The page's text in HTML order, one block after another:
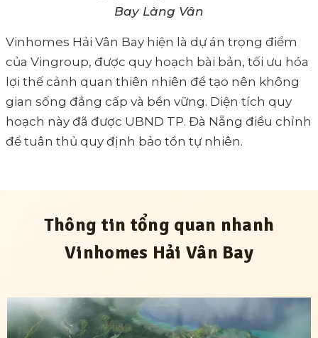
Bay Làng Vân
Vinhomes Hải Vân Bay hiện là dự án trọng điểm
của Vingroup, được quy hoạch bài bản, tối ưu hóa
lợi thế cảnh quan thiên nhiên để tạo nên không
gian sống đẳng cấp và bền vững. Diện tích quy
hoạch này đã được UBND TP. Đà Nẵng điều chỉnh
để tuân thủ quy định bảo tồn tự nhiên.
Thông tin tổng quan nhanh
Vinhomes Hải Vân Bay